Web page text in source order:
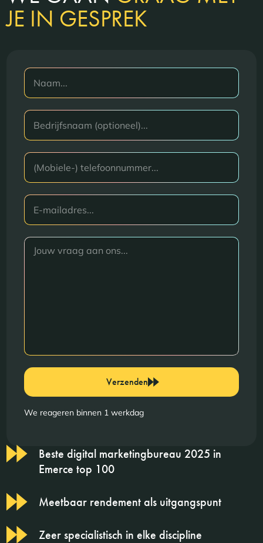
JE IN GESPREK
Verzenden
We reageren binnen 1 werkdag
Beste digital marketingbureau 2025 in
Emerce top 100
Meetbaar rendement als uitgangspunt
Zeer specialistisch in elke discipline